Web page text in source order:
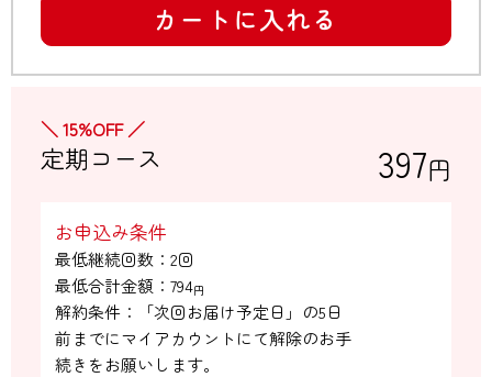
カートに入れる
＼ 15%OFF ／
定期コース 397円
お申込み条件
最低継続回数：2回
最低合計金額： 794円
解約条件：「次回お届け予定日」の5日
前までにマイアカウントにて解除のお手
続きをお願いします。